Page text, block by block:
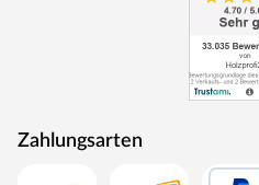
Zahlungsarten